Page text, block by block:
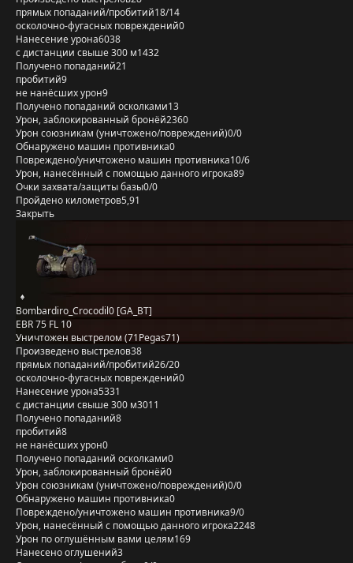
прямых попаданий/пробитий18/14
осколочно-фугасных повреждений0
Нанесение урона6038
с дистанции свыше 300 м1432
Получено попаданий21
пробитий9
не нанёсших урон9
Получено попаданий осколками13
Урон, заблокированный бронёй2360
Урон союзникам (уничтожено/повреждений)0/0
Обнаружено машин противника0
Повреждено/уничтожено машин противника10/6
Урон, нанесённый с помощью данного игрока89
Очки захвата/защиты базы0/0
Пройдено километров5,91
Закрыть
Bombardiro_Crocodil0 [GA_BT]
EBR 75 FL 10
Уничтожен выстрелом (71Pegas71)
Произведено выстрелов38
прямых попаданий/пробитий26/20
осколочно-фугасных повреждений0
Нанесение урона5331
с дистанции свыше 300 м3011
Получено попаданий8
пробитий8
не нанёсших урон0
Получено попаданий осколками0
Урон, заблокированный бронёй0
Урон союзникам (уничтожено/повреждений)0/0
Обнаружено машин противника0
Повреждено/уничтожено машин противника9/0
Урон, нанесённый с помощью данного игрока2248
Урон по оглушённым вами целям169
Нанесено оглушений3